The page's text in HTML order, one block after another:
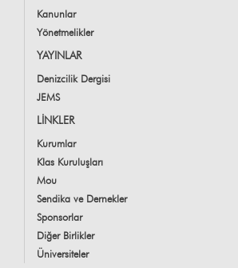
Kanunlar
Yönetmelikler
YAYINLAR
Denizcilik Dergisi
JEMS
LİNKLER
Kurumlar
Klas Kuruluşları
Mou
Sendika ve Dernekler
Sponsorlar
Diğer Birlikler
Üniversiteler